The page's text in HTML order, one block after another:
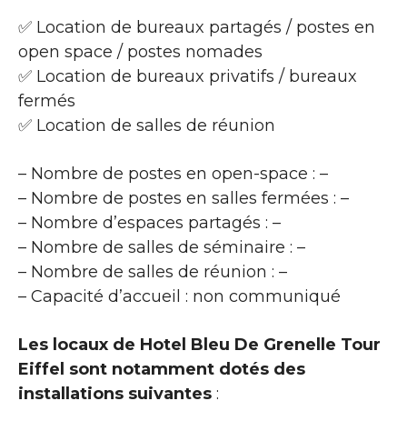
✅ Location de bureaux partagés / postes en
open space / postes nomades
✅ Location de bureaux privatifs / bureaux
fermés
✅ Location de salles de réunion
– Nombre de postes en open-space : –
– Nombre de postes en salles fermées : –
– Nombre d’espaces partagés : –
– Nombre de salles de séminaire : –
– Nombre de salles de réunion : –
– Capacité d’accueil : non communiqué
Les locaux de Hotel Bleu De Grenelle Tour
Eiffel sont notamment dotés des
installations suivantes :